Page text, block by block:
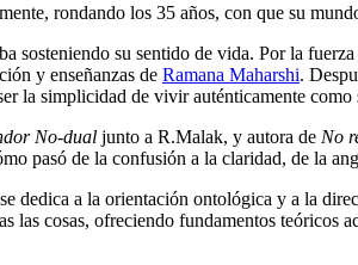
rondando los 35 años, con que su
sosteniendo su sentido de vida. Por la
y enseñanzas de Ramana Maharshi.
la simplicidad de vivir auténticamente
No-dual junto a R.Malak, y autora de No
pasó de la confusión a la claridad, de la
dedica a la orientación ontológica y a la
cosas, ofreciendo fundamentos teóricos